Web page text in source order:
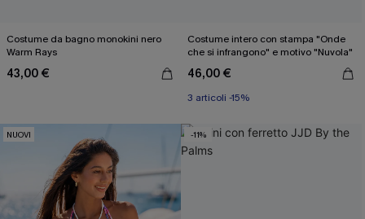
Costume da bagno monokini nero
Warm Rays
43,00 €
Costume intero con stampa "Onde
che si infrangono" e motivo "Nuvola"
46,00 €
3 articoli -15%
NUOVI -11%